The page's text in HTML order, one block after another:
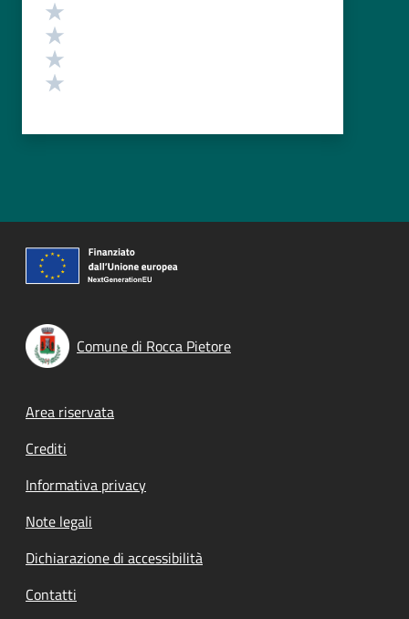
Comune di Rocca Pietore
Footer menu
Area riservata
Crediti
Informativa privacy
Note legali
Dichiarazione di accessibilità
Contatti